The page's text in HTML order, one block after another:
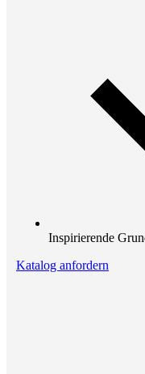
Inspirierende
Katalog anfordern